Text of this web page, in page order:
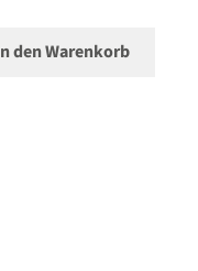
den Warenkorb